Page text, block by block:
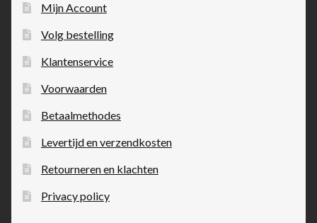
Mijn Account
Volg bestelling
Klantenservice
Voorwaarden
Betaalmethodes
Levertijd en verzendkosten
Retourneren en klachten
Privacy policy